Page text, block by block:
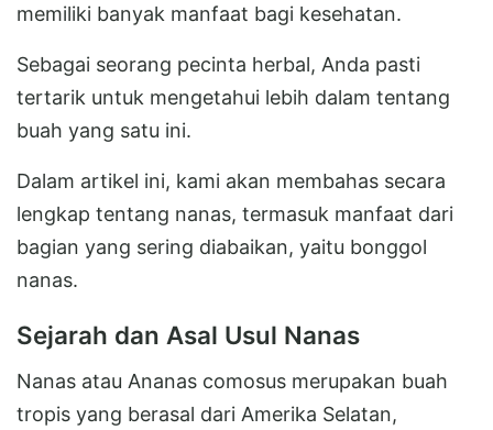
memiliki banyak manfaat bagi kesehatan.
Sebagai seorang pecinta herbal, Anda pasti
tertarik untuk mengetahui lebih dalam tentang
buah yang satu ini.
Dalam artikel ini, kami akan membahas secara
lengkap tentang nanas, termasuk manfaat dari
bagian yang sering diabaikan, yaitu bonggol
nanas.
Sejarah dan Asal Usul Nanas
Nanas atau Ananas comosus merupakan buah
tropis yang berasal dari Amerika Selatan,